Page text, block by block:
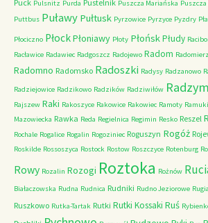
Puck Pulsnitz Purda Pustelnik Puszcza Mariańska Puszcza
Puttbus Puławy Pułtusk Pyrzowice Pyrzyce Pyzdry
Płociczno PłockPłoniawy Płoty PłońskPłudy
Racławice Radawiec Radgoszcz Radojewo Radom Radomierz
Radomno Radomsko Radoszki Radysy Radzanowo
Radziejowice Radzikowo Radzików Radziwiłów
Rajszew Raki Rakoszyce Rakowice Rakowiec Ramoty Ramuki
Mazowiecka Rawka Reda Regielnica Regimin Resko Reszel
Rochale Rogalice Rogalin Rogoziniec Roguszyn Rogóż
Roskilde Rossoszyca Rostock Rostow Roszczyce Rotenburg
Rowy Rozalin Rozogi Roztoka Rożnów
Białaczowska Rudna Rudnica Rudniki Rudno Jeziorowe Rugia
Ruszkowo Rutka-Tartak Rutki Rutki Kossaki Ruś